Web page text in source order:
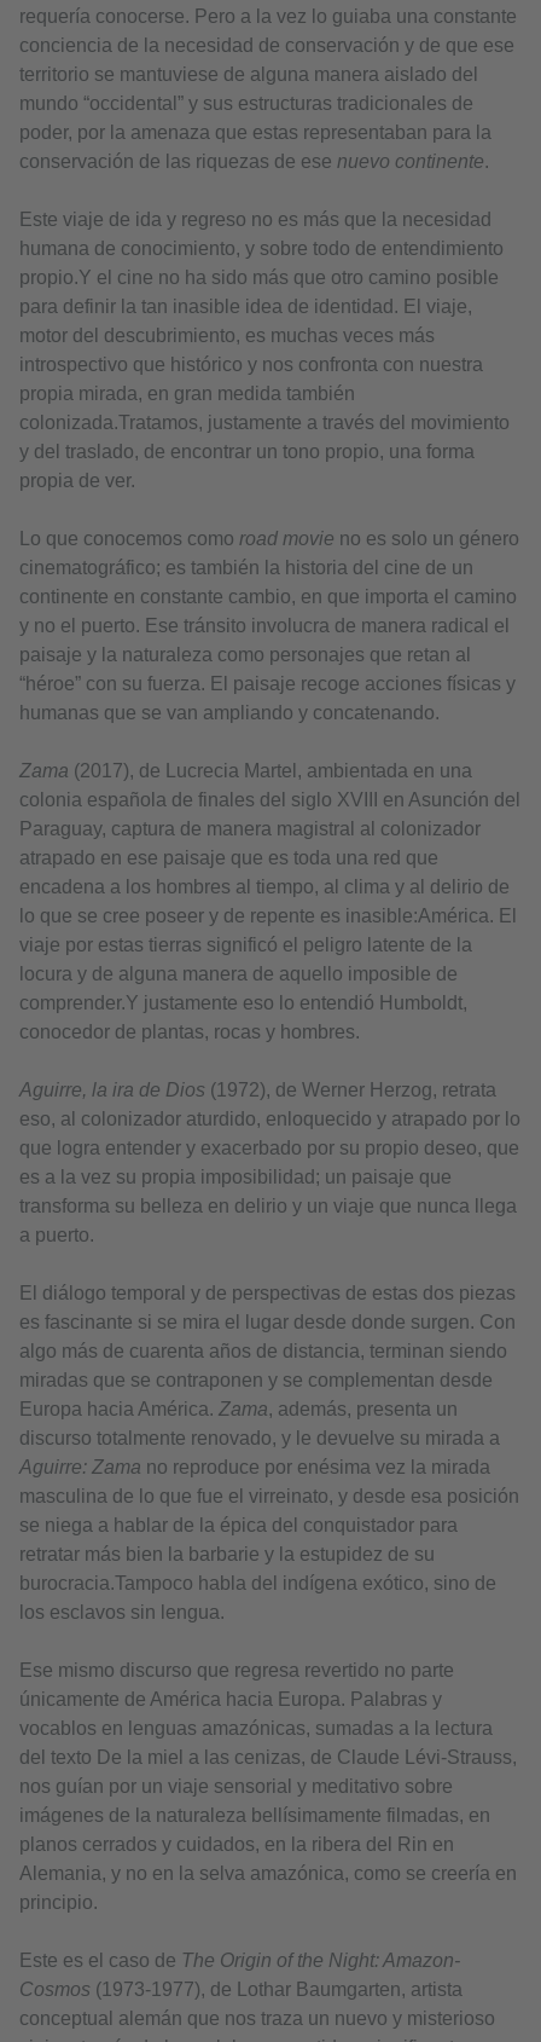
requería conocerse. Pero a la vez lo guiaba una constante
conciencia de la necesidad de conservación y de que ese
territorio se mantuviese de alguna manera aislado del
mundo “occidental” y sus estructuras tradicionales de
poder, por la amenaza que estas representaban para la
conservación de las riquezas de ese nuevo continente.
Este viaje de ida y regreso no es más que la necesidad
humana de conocimiento, y sobre todo de entendimiento
propio.Y el cine no ha sido más que otro camino posible
para definir la tan inasible idea de identidad. El viaje,
motor del descubrimiento, es muchas veces más
introspectivo que histórico y nos confronta con nuestra
propia mirada, en gran medida también
colonizada.Tratamos, justamente a través del movimiento
y del traslado, de encontrar un tono propio, una forma
propia de ver.
Lo que conocemos como road movie no es solo un género
cinematográfico; es también la historia del cine de un
continente en constante cambio, en que importa el camino
y no el puerto. Ese tránsito involucra de manera radical el
paisaje y la naturaleza como personajes que retan al
“héroe” con su fuerza. El paisaje recoge acciones físicas y
humanas que se van ampliando y concatenando.
Zama (2017), de Lucrecia Martel, ambientada en una
colonia española de finales del siglo XVIII en Asunción del
Paraguay, captura de manera magistral al colonizador
atrapado en ese paisaje que es toda una red que
encadena a los hombres al tiempo, al clima y al delirio de
lo que se cree poseer y de repente es inasible:América. El
viaje por estas tierras significó el peligro latente de la
locura y de alguna manera de aquello imposible de
comprender.Y justamente eso lo entendió Humboldt,
conocedor de plantas, rocas y hombres.
Aguirre, la ira de Dios (1972), de Werner Herzog, retrata
eso, al colonizador aturdido, enloquecido y atrapado por lo
que logra entender y exacerbado por su propio deseo, que
es a la vez su propia imposibilidad; un paisaje que
transforma su belleza en delirio y un viaje que nunca llega
a puerto.
El diálogo temporal y de perspectivas de estas dos piezas
es fascinante si se mira el lugar desde donde surgen. Con
algo más de cuarenta años de distancia, terminan siendo
miradas que se contraponen y se complementan desde
Europa hacia América. Zama, además, presenta un
discurso totalmente renovado, y le devuelve su mirada a
Aguirre: Zama no reproduce por enésima vez la mirada
masculina de lo que fue el virreinato, y desde esa posición
se niega a hablar de la épica del conquistador para
retratar más bien la barbarie y la estupidez de su
burocracia.Tampoco habla del indígena exótico, sino de
los esclavos sin lengua.
Ese mismo discurso que regresa revertido no parte
únicamente de América hacia Europa. Palabras y
vocablos en lenguas amazónicas, sumadas a la lectura
del texto De la miel a las cenizas, de Claude Lévi-Strauss,
nos guían por un viaje sensorial y meditativo sobre
imágenes de la naturaleza bellísimamente filmadas, en
planos cerrados y cuidados, en la ribera del Rin en
Alemania, y no en la selva amazónica, como se creería en
principio.
Este es el caso de The Origin of the Night: Amazon-
Cosmos (1973-1977), de Lothar Baumgarten, artista
conceptual alemán que nos traza un nuevo y misterioso